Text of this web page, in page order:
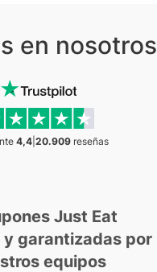
en nosotros
4,4| 20.909reseñas
Just Eat
y garantizadas por
equipos